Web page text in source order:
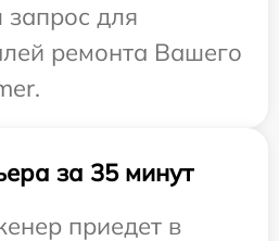
запрос для
ремонта Вашего
за 35 минут
приедет в